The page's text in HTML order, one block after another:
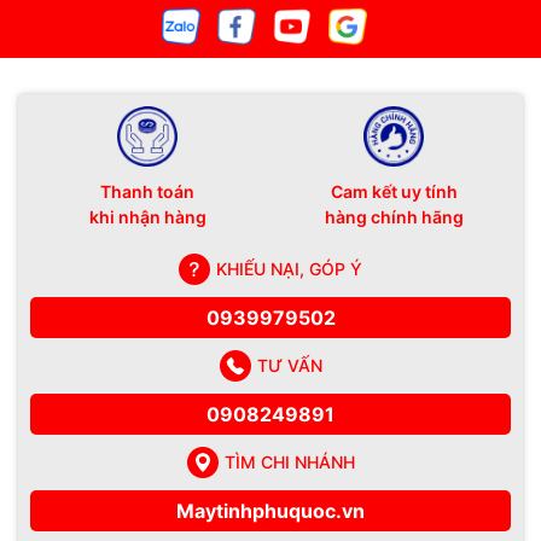
Thanh toán
khi nhận hàng
Cam kết uy tính
hàng chính hãng
KHIẾU NẠI, GÓP Ý
0939979502
TƯ VẤN
0908249891
TÌM CHI NHÁNH
Maytinhphuquoc.vn